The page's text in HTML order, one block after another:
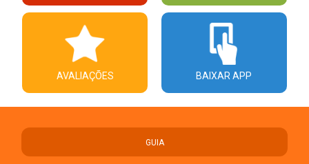
AVALIAÇÕES BAIXAR APP
GUIA